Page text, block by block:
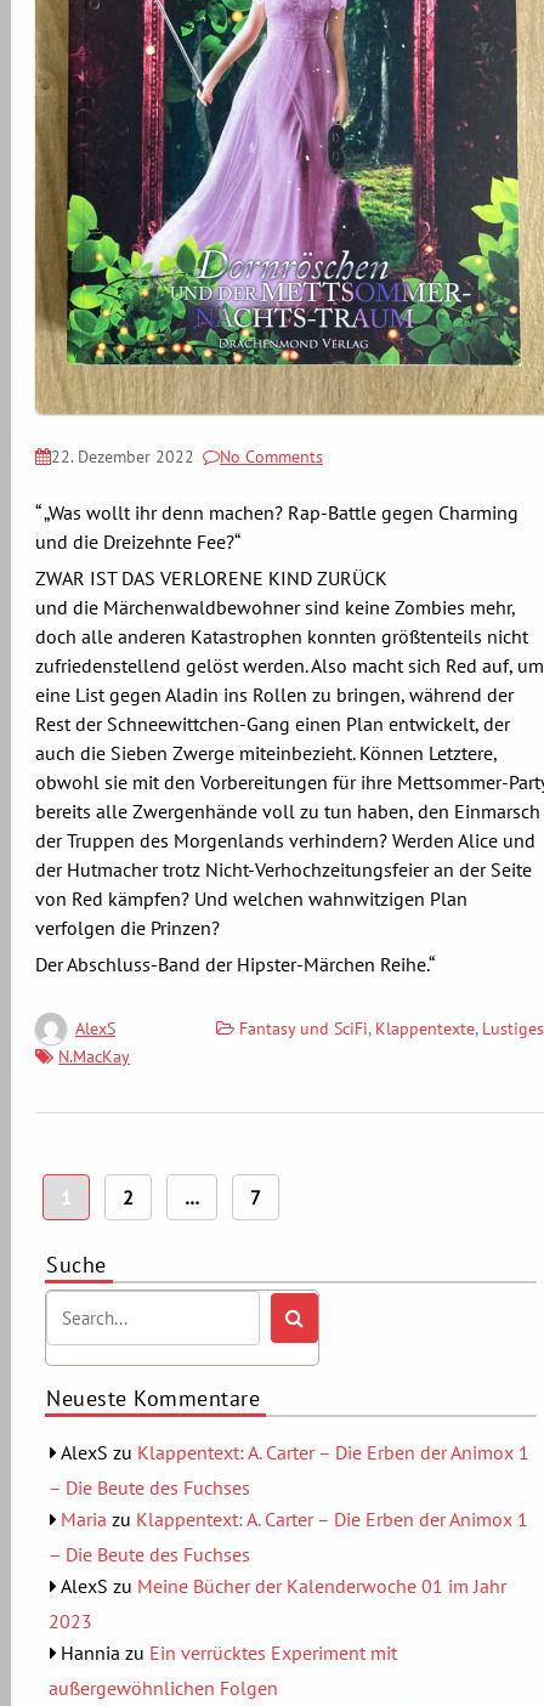
22. Dezember 2022 No Comments
“ „Was wollt ihr denn machen? Rap-Battle gegen Charming
und die Dreizehnte Fee?“
ZWAR IST DAS VERLORENE KIND ZURÜCK
und die Märchenwaldbewohner sind keine Zombies mehr,
doch alle anderen Katastrophen konnten größtenteils nicht
zufriedenstellend gelöst werden. Also macht sich Red auf, um
eine List gegen Aladin ins Rollen zu bringen, während der
Rest der Schneewittchen-Gang einen Plan entwickelt, der
auch die Sieben Zwerge miteinbezieht. Können Letztere,
obwohl sie mit den Vorbereitungen für ihre Mettsommer-
bereits alle Zwergenhände voll zu tun haben, den Einmarsch
der Truppen des Morgenlands verhindern? Werden Alice und
der Hutmacher trotz Nicht-Verhochzeitungsfeier an der Seite
von Red kämpfen? Und welchen wahnwitzigen Plan
verfolgen die Prinzen?
Der Abschluss-Band der Hipster-Märchen Reihe.“
AlexS Fantasy und SciFi, Klappentexte, Lustiges
N.MacKay
Seitennummerierung
der
1 2 … 7
Suche
Neueste Kommentare
AlexS zu Klappentext: A. Carter – Die Erben der Animox 1
– Die Beute des Fuchses
Maria zu Klappentext: A. Carter – Die Erben der Animox 1
– Die Beute des Fuchses
AlexS zu Meine Bücher der Kalenderwoche 01 im Jahr
2023
Hannia zu Ein verrücktes Experiment mit
außergewöhnlichen Folgen